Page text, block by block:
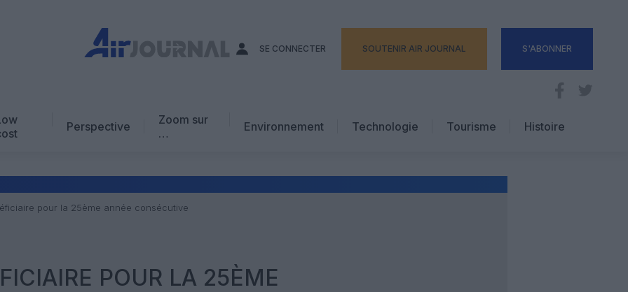
SE CONNECTER SOUTENIR AIR JOURNAL S'ABONNER
Perspective
Zoom sur
…
Avis d’expert
Environnement Technologie
Tourisme
Hôtellerie
Histoire
pour la 25ème année consécutive
POUR LA 25ÈME